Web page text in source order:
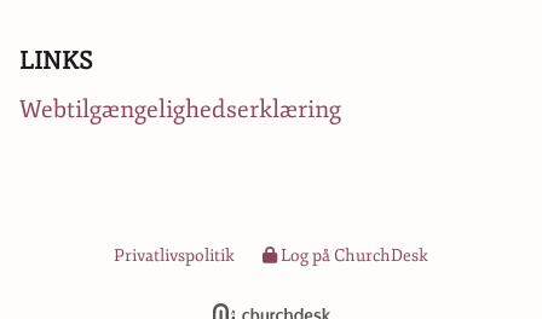
LINKS
Webtilgængelighedserklæring
Privatlivspolitik Log på ChurchDesk